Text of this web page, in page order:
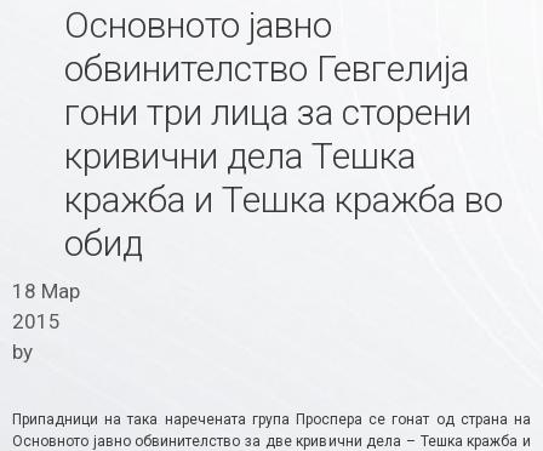
Основното јавно
обвинителство Гевгелија
гони три лица за сторени
кривични дела Тешка
кражба и Тешка кражба во
обид
18 Мар
2015
by
Припадници на така наречената група Проспера се гонат од страна на
Основното јавно обвинителство за две кривични дела – Тешка кражба и